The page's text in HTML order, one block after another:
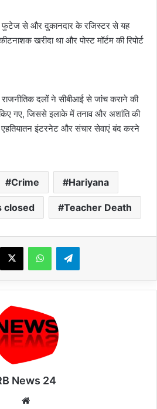
फुटेज से और दुकानदार के रजिस्टर से यह
खरीदा था और पोस्ट मॉर्टम की रिपोर्ट
दलों ने सीबीआई से जांच कराने की
गए, जिससे इलाके में तनाव और अशांति की
इंटरनेट और संचार सेवाएं बंद करने
Crime Hariyana
closed Teacher Death
WhatsAppTelegram
News 24